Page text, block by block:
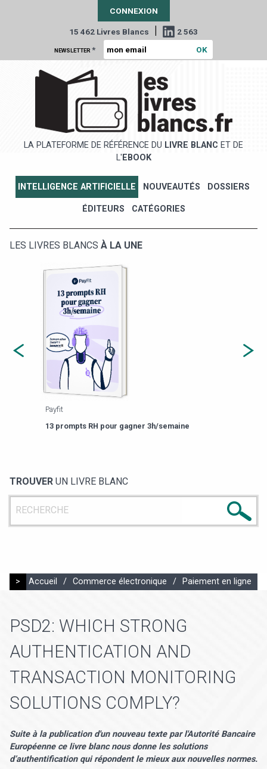
CONNEXION
15 462 Livres Blancs | 2 563
NEWSLETTER *
LA PLATEFORME DE RÉFÉRENCE DU LIVRE BLANC ET DE
L' EBOOK
INTELLIGENCE ARTIFICIELLE NOUVEAUTÉS DOSSIERS
ÉDITEURS CATÉGORIES
LES LIVRES BLANCS À LA UNE
Payfit
13 prompts RH pour gagner 3h/semaine
TROUVER UN LIVRE BLANC
> Accueil / Commerce électronique / Paiement en ligne
PSD2: WHICH STRONG
AUTHENTICATION AND
TRANSACTION MONITORING
SOLUTIONS COMPLY?
Suite à la publication d'un nouveau texte par l'Autorité Bancaire
Européenne ce livre blanc nous donne les solutions
d’authentification qui répondent le mieux aux nouvelles normes.